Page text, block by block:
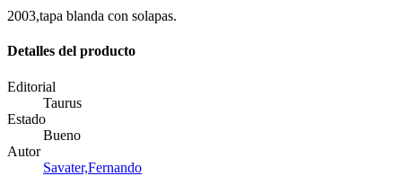
2003,tapa blanda con solapas.
Detalles del producto
Editorial
Taurus
Estado
Bueno
Autor
Savater,Fernando